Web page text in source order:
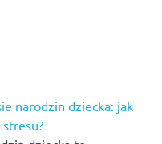
narodzin dziecka: jak